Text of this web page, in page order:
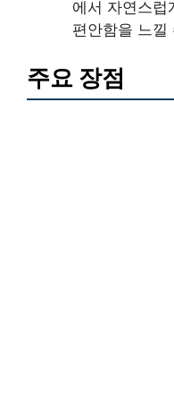
에서 자연스럽
편안함을 느낄
주요 장점